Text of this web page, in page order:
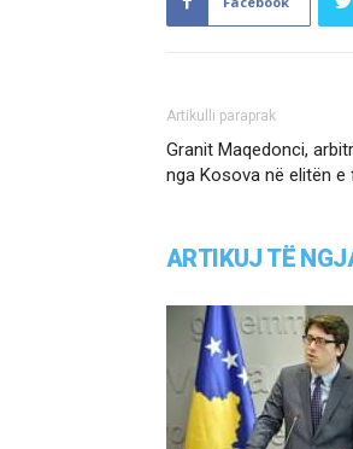
Artikulli paraprak
Granit Maqedonci,
nga Kosova në elitën
ARTIKUJ TË